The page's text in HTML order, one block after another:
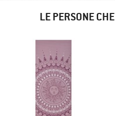
LE PERSONE